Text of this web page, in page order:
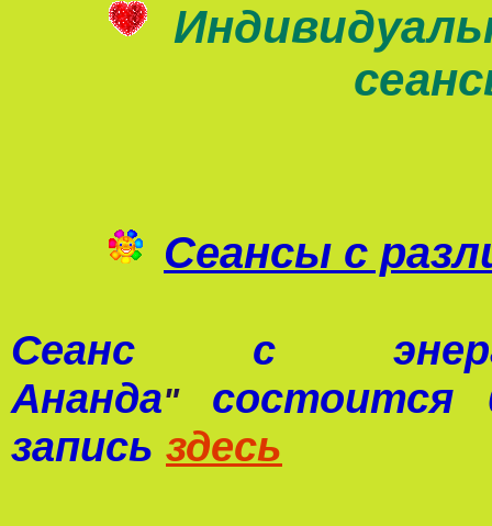
Сеансы с
Сеанс с
Ананда"
состоится
запись здесь